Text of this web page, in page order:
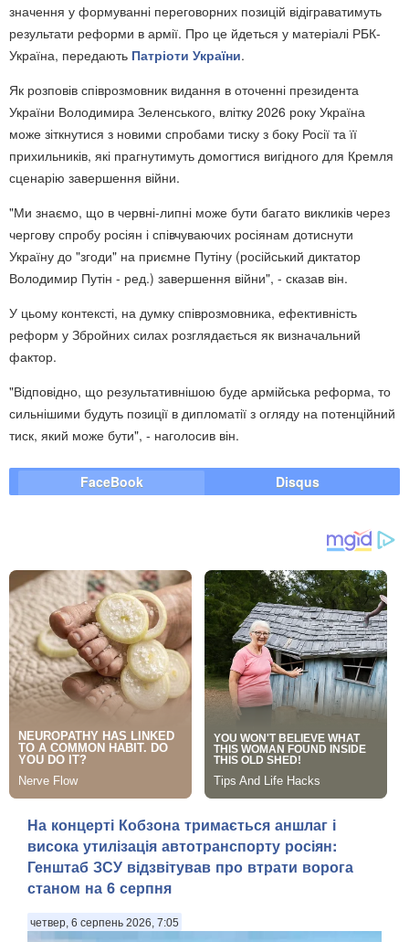
значення у формуванні переговорних позицій відіграватимуть
результати реформи в армії. Про це йдеться у матеріалі РБК-
Україна, передають Патріоти України.
Як розповів співрозмовник видання в оточенні президента
України Володимира Зеленського, влітку 2026 року Україна
може зіткнутися з новими спробами тиску з боку Росії та її
прихильників, які прагнутимуть домогтися вигідного для Кремля
сценарію завершення війни.
"Ми знаємо, що в червні-липні може бути багато викликів через
чергову спробу росіян і співчуваючих росіянам дотиснути
Україну до "згоди" на приємне Путіну (російський диктатор
Володимир Путін - ред.) завершення війни", - сказав він.
У цьому контексті, на думку співрозмовника, ефективність
реформ у Збройних силах розглядається як визначальний
фактор.
"Відповідно, що результативнішою буде армійська реформа, то
сильнішими будуть позиції в дипломатії з огляду на потенційний
тиск, який може бути", - наголосив він.
FaceBook Disqus
На концерті Кобзона тримається аншлаг і
висока утилізація автотранспорту росіян:
Генштаб ЗСУ відзвітував про втрати ворога
станом на 6 серпня
четвер, 6 серпень 2026, 7:05